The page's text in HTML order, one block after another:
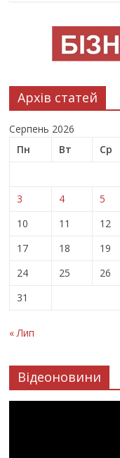
Архів статей
Серпень 2026
Пн
Вт Ср
3
4 5
10
11 12
17
18 19
24
25 26
31
« Лип
Відеоновини